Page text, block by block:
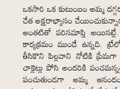
ఒకసారి ఒక కుటుంబం అమ్మ
చేత అక్షరాభ్యాసం
అంతటితో పరిసమాప్తి
కార్యక్రమం ముందే ఉన్నది.
తీసికొని పిల్లవాని నోటికి
చాక్లెట్లు పోసి అందరికి
పంచుతుండగా అమ్మ